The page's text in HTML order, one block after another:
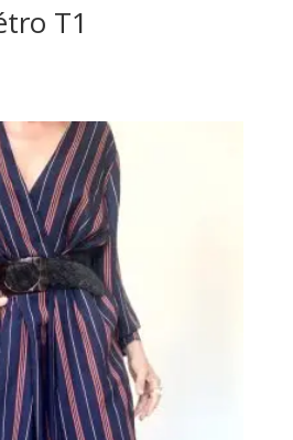
T1